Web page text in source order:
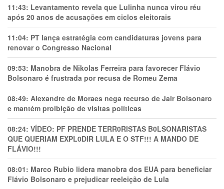
11:43: Levantamento revela que Lulinha nunca virou réu
após 20 anos de acusações em ciclos eleitorais
11:04: PT lança estratégia com candidaturas jovens para
renovar o Congresso Nacional
09:53: Manobra de Nikolas Ferreira para favorecer Flávio
Bolsonaro é frustrada por recusa de Romeu Zema
08:49: Alexandre de Moraes nega recurso de Jair Bolsonaro
e mantém proibição de visitas políticas
08:24: VÍDEO: PF PRENDE TERR0RlSTAS B0LSONARlSTAS
QUE QUERIAM EXPL0DlR LULA E O STF!!! A MANDO DE
FLÁVIO!!!
08:01: Marco Rubio lidera manobra dos EUA para beneficiar
Flávio Bolsonaro e prejudicar reeleição de Lula